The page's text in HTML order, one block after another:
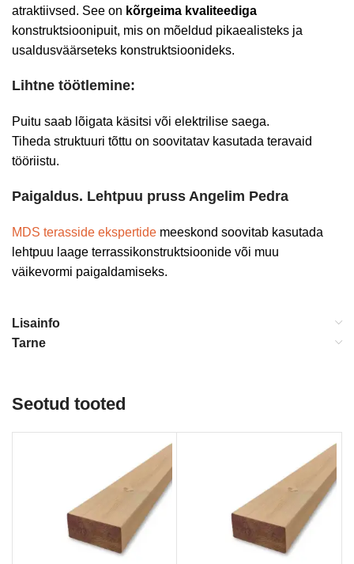
atraktiivsed. See on kõrgeima kvaliteediga
konstruktsioonipuit, mis on mõeldud pikaealisteks ja
usaldusväärseteks konstruktsioonideks.
Lihtne töötlemine:
Puitu saab lõigata käsitsi või elektrilise saega.
Tiheda struktuuri tõttu on soovitatav kasutada teravaid
tööriistu.
Paigaldus. Lehtpuu pruss Angelim Pedra
MDS terasside ekspertide meeskond soovitab kasutada
lehtpuu laage terrassikonstruktsioonide või muu
väikevormi paigaldamiseks.
Lisainfo
Tarne
Seotud tooted